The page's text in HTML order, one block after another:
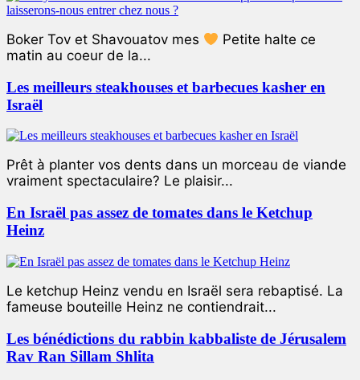
Boker Tov et Shavouatov mes
Petite halte ce
matin au coeur de la...
Les meilleurs steakhouses et barbecues kasher en
Israël
Prêt à planter vos dents dans un morceau de viande
vraiment spectaculaire? Le plaisir...
En Israël pas assez de tomates dans le Ketchup
Heinz
Le ketchup Heinz vendu en Israël sera rebaptisé. La
fameuse bouteille Heinz ne contiendrait...
Les bénédictions du rabbin kabbaliste de Jérusalem
Rav Ran Sillam Shlita